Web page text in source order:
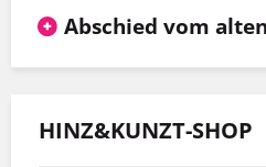
Abschied vom
HINZ&KUNZT-SHOP